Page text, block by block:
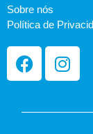
Sobre nós
Política de